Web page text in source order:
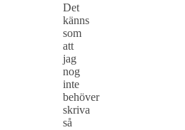
Det
känns
som
att
jag
nog
inte
behöver
skriva
så